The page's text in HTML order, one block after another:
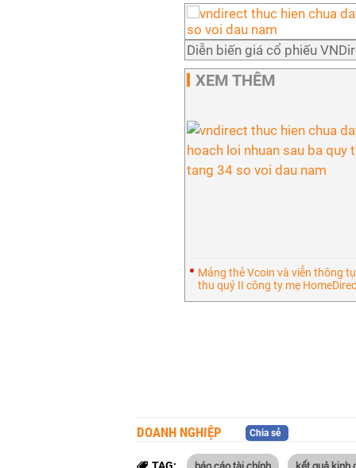
Diễn biến giá cổ phiếu
XEM THÊM
Mảng thẻ Vcoin và viễn thông
thu quý II công ty mẹ
DOANH NGHIỆP Chia sẻ
báo cáo tài chính kết quả kinh